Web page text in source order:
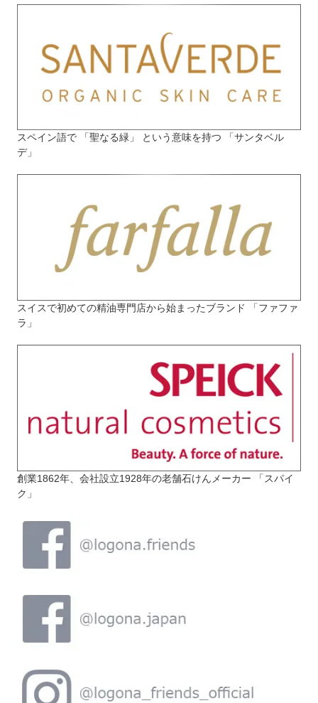
スペイン語で 「聖なる緑」 という意味を持つ 「サンタベル
デ」
スイスで初めての精油専門店から始まったブランド 「ファファ
ラ」
創業1862年、会社設立1928年の老舗石けんメーカー 「スパイ
ク」